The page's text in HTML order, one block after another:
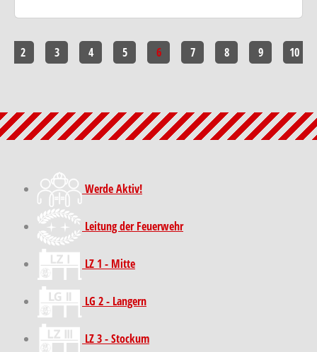
2 3 4 5 6 7 8 9 10
Werde Aktiv!
Leitung der Feuerwehr
LZ 1 - Mitte
LG 2 - Langern
LZ 3 - Stockum